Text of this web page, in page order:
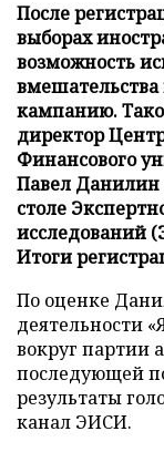
После
выборах
возможность
вмешательства
кампанию.
директор
Финансового
Павел
столе
исследований
Итоги
По оценке
деятельности
вокруг партии
последующей
результаты
канал ЭИСИ.